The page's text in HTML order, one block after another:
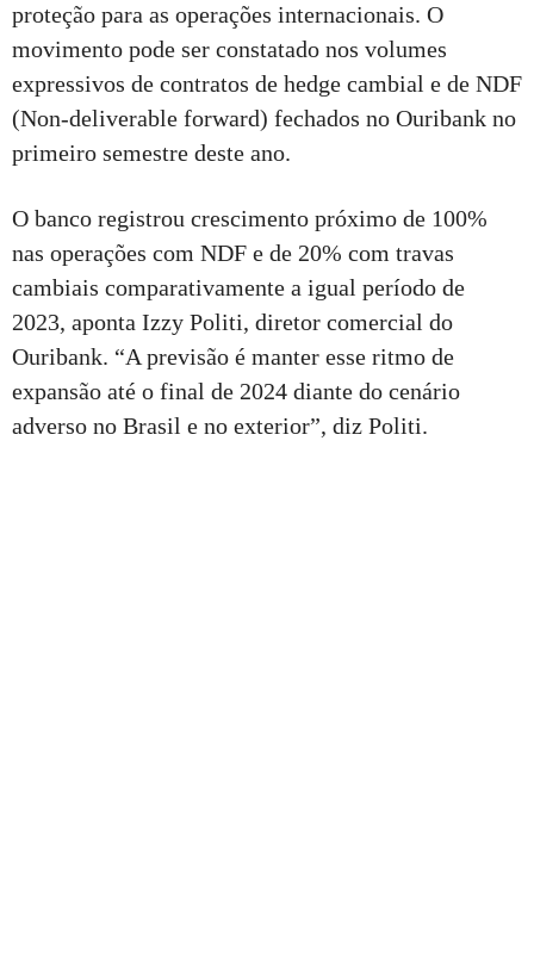
proteção para as operações internacionais. O
movimento pode ser constatado nos volumes
expressivos de contratos de hedge cambial e de NDF
(Non-deliverable forward) fechados no Ouribank no
primeiro semestre deste ano.
O banco registrou crescimento próximo de 100%
nas operações com NDF e de 20% com travas
cambiais comparativamente a igual período de
2023, aponta Izzy Politi, diretor comercial do
Ouribank. “A previsão é manter esse ritmo de
expansão até o final de 2024 diante do cenário
adverso no Brasil e no exterior”, diz Politi.